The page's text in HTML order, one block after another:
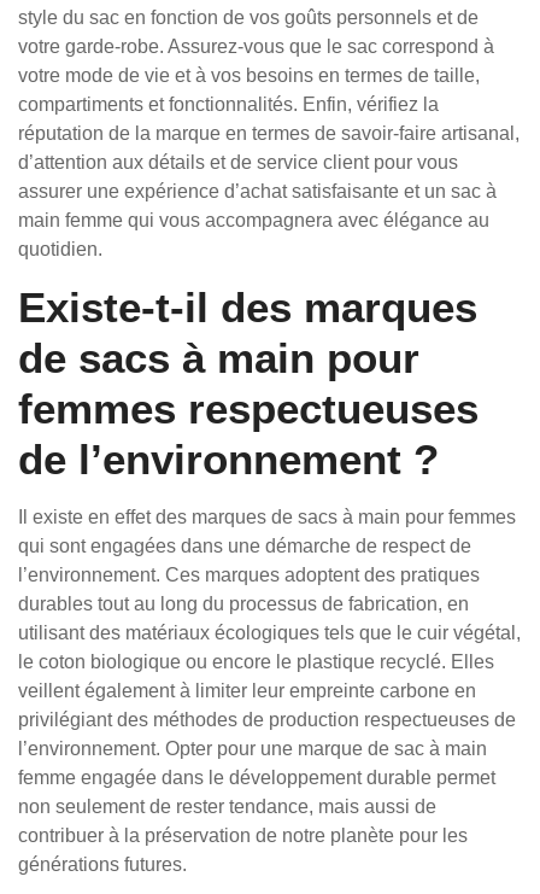
style du sac en fonction de vos goûts personnels et de
votre garde-robe. Assurez-vous que le sac correspond à
votre mode de vie et à vos besoins en termes de taille,
compartiments et fonctionnalités. Enfin, vérifiez la
réputation de la marque en termes de savoir-faire artisanal,
d’attention aux détails et de service client pour vous
assurer une expérience d’achat satisfaisante et un sac à
main femme qui vous accompagnera avec élégance au
quotidien.
Existe-t-il des marques
de sacs à main pour
femmes respectueuses
de l’environnement ?
Il existe en effet des marques de sacs à main pour femmes
qui sont engagées dans une démarche de respect de
l’environnement. Ces marques adoptent des pratiques
durables tout au long du processus de fabrication, en
utilisant des matériaux écologiques tels que le cuir végétal,
le coton biologique ou encore le plastique recyclé. Elles
veillent également à limiter leur empreinte carbone en
privilégiant des méthodes de production respectueuses de
l’environnement. Opter pour une marque de sac à main
femme engagée dans le développement durable permet
non seulement de rester tendance, mais aussi de
contribuer à la préservation de notre planète pour les
générations futures.